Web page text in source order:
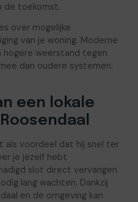
de toekomst.
over mogelijke
van je woning. Moderne
hogere weerstand tegen
dan oudere systemen.
een lokale
als voordeel dat hij snel ter
je jezelf hebt
slot direct vervangen
lang wachten. Dankzij
en de omgeving kan